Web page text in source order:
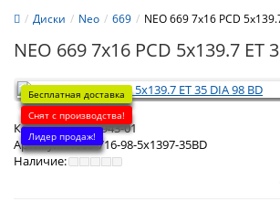
Диски Neo 669 NEO 669 7x16 PCD
NEO 669 7x16 PCD 5x139.7 ET
Бесплатная доставка
Снят с производства!
Лидер продаж!
Код товара:105943-01
Артикул:N669-716-98-5x1397-35BD
Наличие:
Доброе